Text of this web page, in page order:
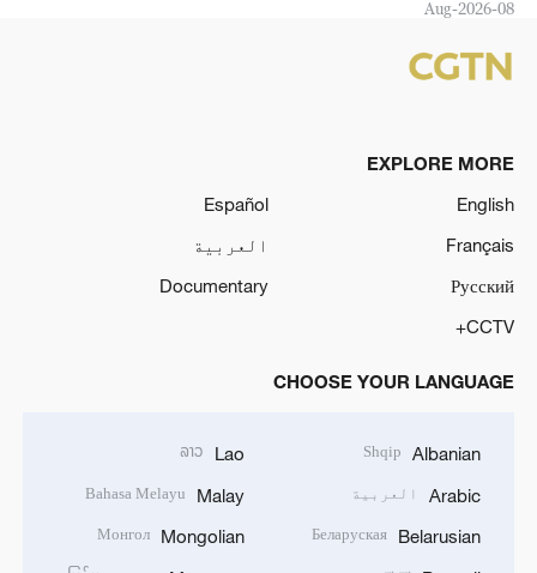
08-Aug-2026
EXPLORE MORE
English
Español
Français
العربية
Русский
Documentary
CCTV+
CHOOSE YOUR LANGUAGE
Albanian
Shqip
Arabic العربية
Belarusian
Беларуская
Lao
ລາວ
Malay
Bahasa Melayu
Mongolian
Монгол